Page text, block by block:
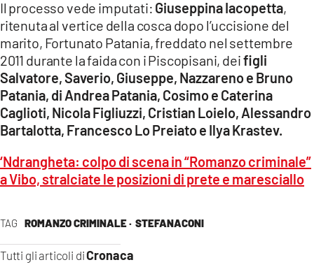
TAG ROMANZO CRIMINALE · STEFANACONI
Tutti gli articoli diCronaca
Il processo vede imputati: Giuseppina Iacopetta,
ritenuta al vertice della cosca dopo l’uccisione del
marito, Fortunato Patania, freddato nel settembre
2011 durante la faida con i Piscopisani, deifigli
Salvatore, Saverio, Giuseppe, Nazzareno e Bruno
Patania, di Andrea Patania, Cosimo e Caterina
Caglioti, Nicola Figliuzzi, Cristian Loielo, Alessandro
Bartalotta, Francesco Lo Preiato e Ilya Krastev.
‘Ndrangheta: colpo di scena in “Romanzo criminale”
a Vibo, stralciate le posizioni di prete e maresciallo